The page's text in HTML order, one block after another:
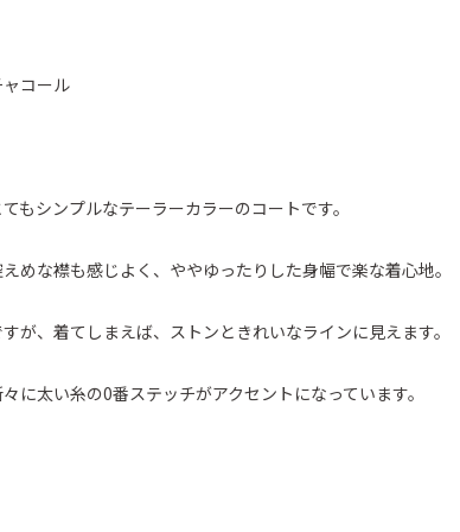
ャコール
てもシンプルなテーラーカラーのコートです。
めな襟も感じよく、ややゆったりした身幅で楽な着心地。
すが、着てしまえば、ストンときれいなラインに見えます。
に太い糸の0番ステッチがアクセントになっています。